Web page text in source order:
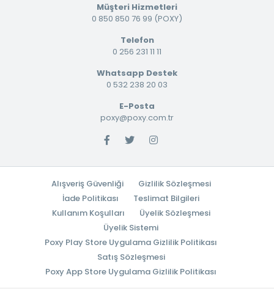
Müşteri Hizmetleri
0 850 850 76 99 (POXY)
Telefon
0 256 231 11 11
Whatsapp Destek
0 532 238 20 03
E-Posta
poxy@poxy.com.tr
Alışveriş Güvenliği
Gizlilik Sözleşmesi
İade Politikası
Teslimat Bilgileri
Kullanım Koşulları
Üyelik Sözleşmesi
Üyelik Sistemi
Poxy Play Store Uygulama Gizlilik Politikası
Satış Sözleşmesi
Poxy App Store Uygulama Gizlilik Politikası